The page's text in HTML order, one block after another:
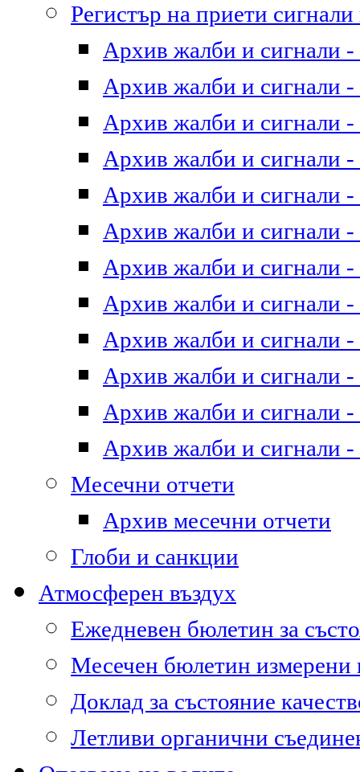
Регистър на приети
Архив жалби и сигнали -
Архив жалби и сигнали -
Архив жалби и сигнали -
Архив жалби и сигнали -
Архив жалби и сигнали -
Архив жалби и сигнали -
Архив жалби и сигнали -
Архив жалби и сигнали -
Архив жалби и сигнали -
Архив жалби и сигнали -
Архив жалби и сигнали -
Архив жалби и сигнали -
Месечни отчети
Архив месечни отчети
Глоби и санкции
Атмосферен въздух
Ежедневен бюлетин за
Месечен бюлетин
Доклад за състояние
Летливи органични